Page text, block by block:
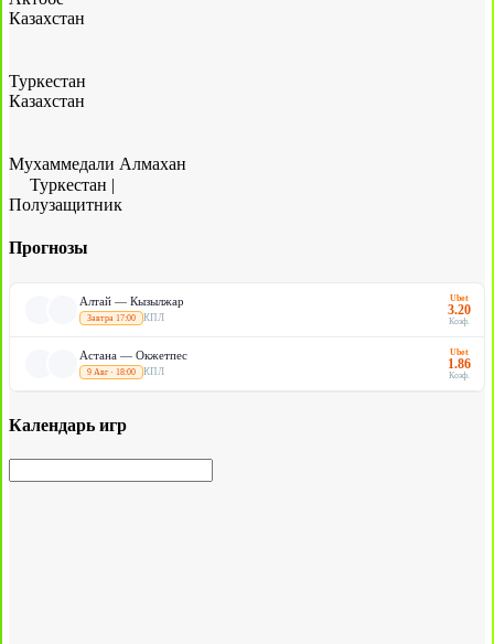
Казахстан
Туркестан
Казахстан
Мухаммедали Алмахан
Туркестан |
Полузащитник
Прогнозы
Алтай — Кызылжар
Завтра 17:00 КПЛ
Ubet
3.20
Коэф.
Астана — Окжетпес
9 Авг · 18:00 КПЛ
Ubet
1.86
Коэф.
Календарь игр